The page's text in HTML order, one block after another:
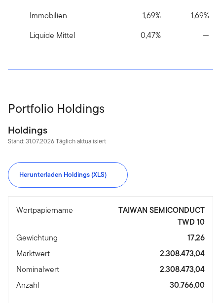
Immobilien
1,69%
1,69%
Liquide Mittel
0,47% —
Portfolio Holdings
Holdings
Stand: 31.07.2026 Täglich aktualisiert
Herunterladen Holdings (XLS)
Wertpapiername
TAIWAN SEMICONDUCT
TWD 10
Gewichtung
17,26
Marktwert
2.308.473,04
Nominalwert
2.308.473,04
Anzahl
30.766,00